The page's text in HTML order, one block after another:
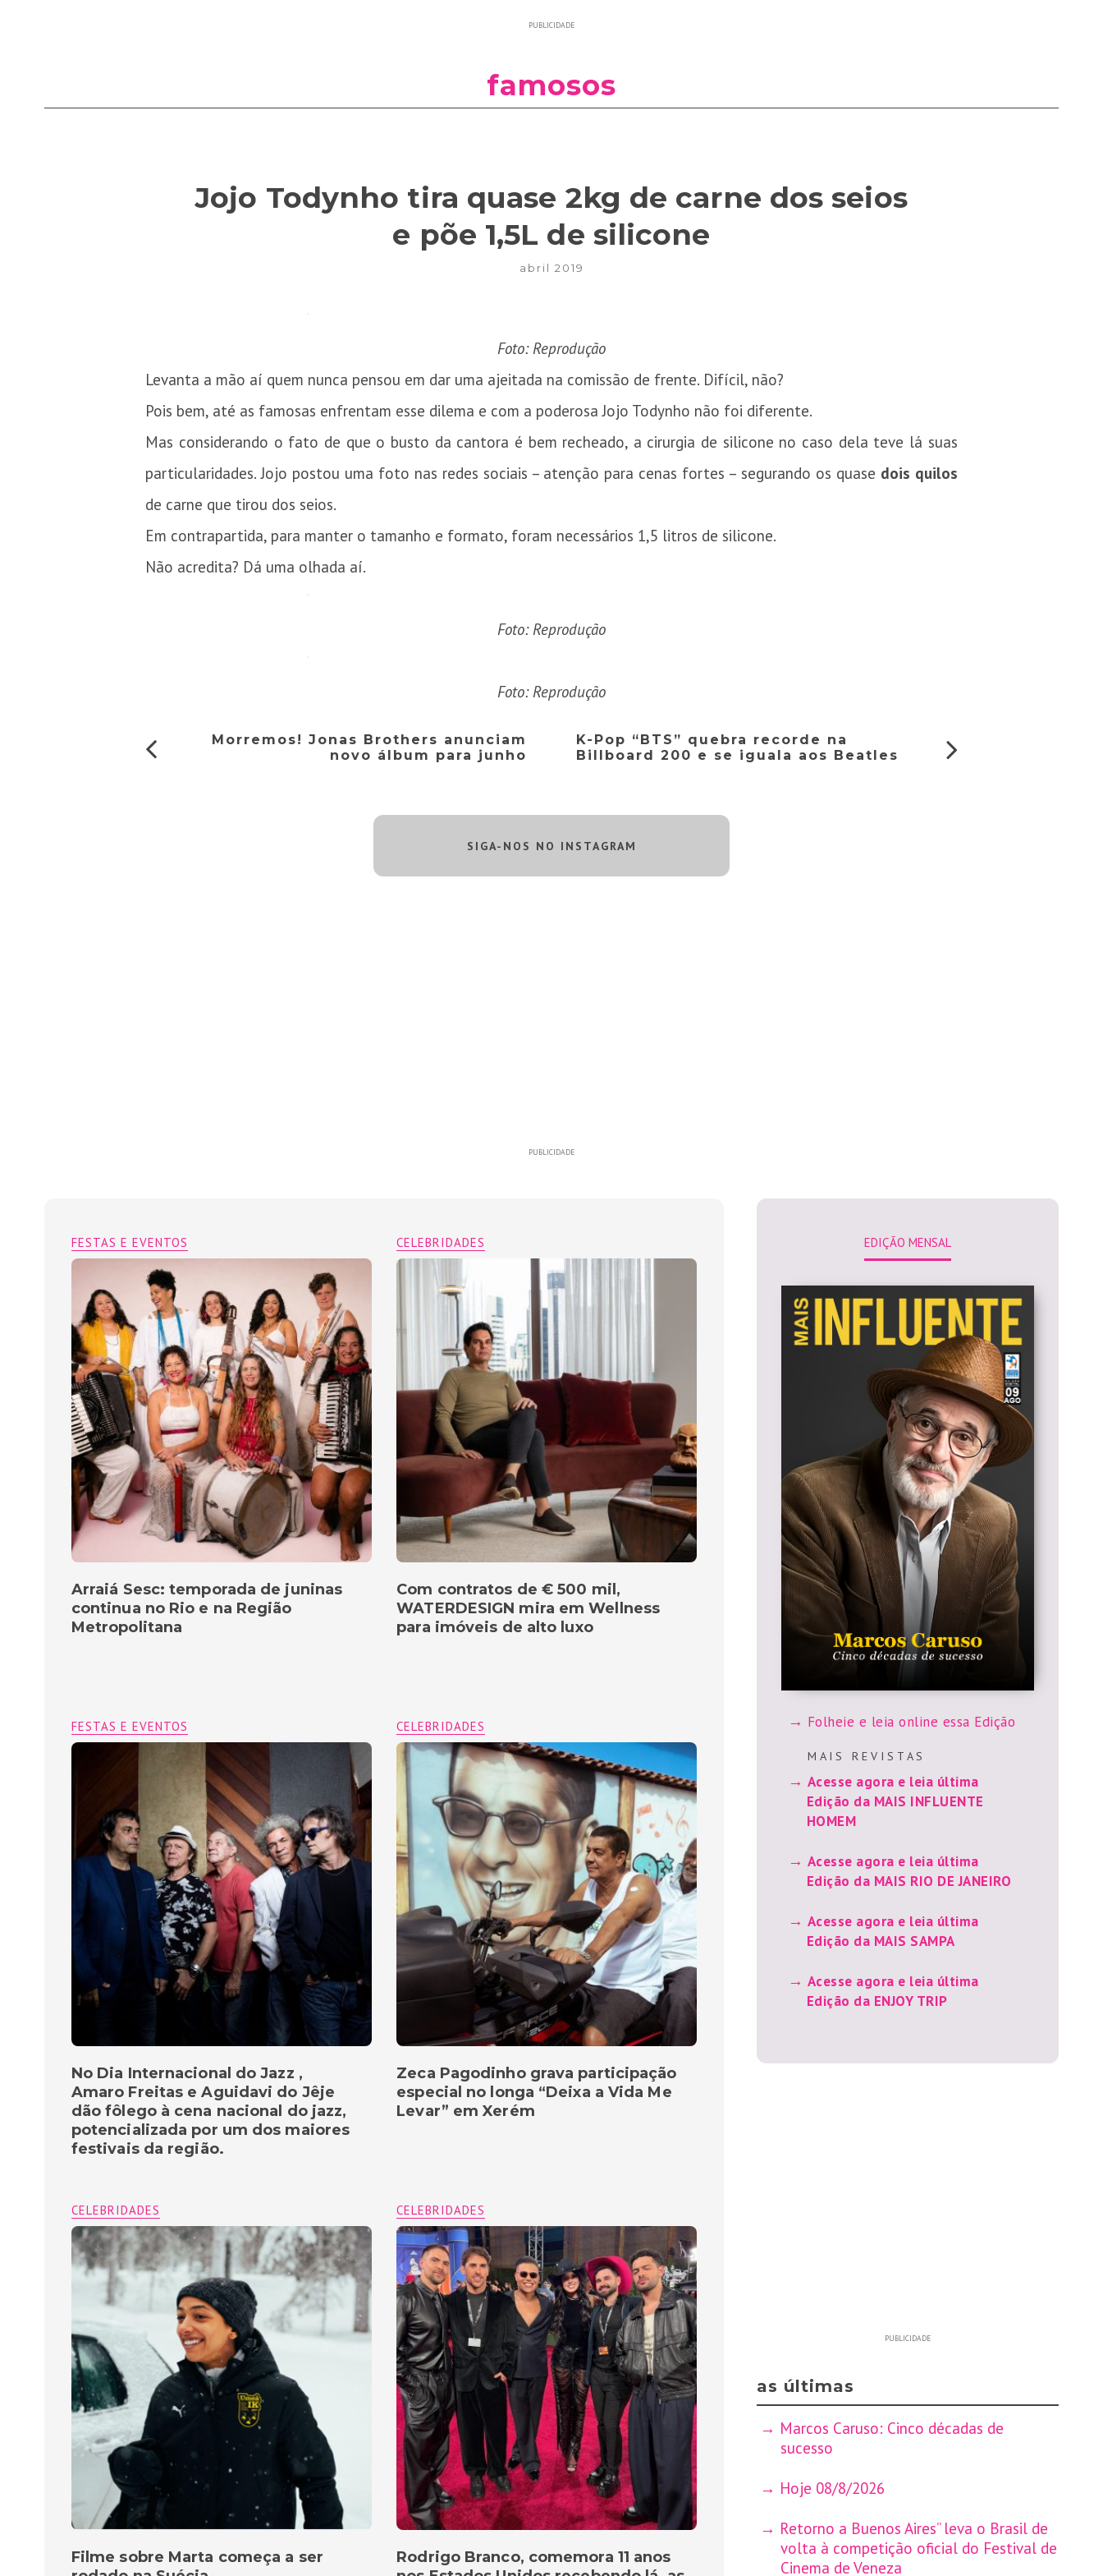
PUBLICIDADE
famosos
Jojo Todynho tira quase 2kg de carne dos seios
e põe 1,5L de silicone
abril 2019
Foto: Reprodução
Levanta a mão aí quem nunca pensou em dar uma ajeitada na comissão de frente. Difícil, não?
Pois bem, até as famosas enfrentam esse dilema e com a poderosa Jojo Todynho não foi diferente.
Mas considerando o fato de que o busto da cantora é bem recheado, a cirurgia de silicone no caso dela teve lá suas
particularidades. Jojo postou uma foto nas redes sociais – atenção para cenas fortes – segurando os quase dois quilos
de carne que tirou dos seios.
Em contrapartida, para manter o tamanho e formato, foram necessários 1,5 litros de silicone.
Não acredita? Dá uma olhada aí.
Foto: Reprodução
Foto: Reprodução
Morremos! Jonas Brothers anunciam
novo álbum para junho
K-Pop “BTS” quebra recorde na
Billboard 200 e se iguala aos Beatles
SIGA-NOS NO INSTAGRAM
PUBLICIDADE
CELEBRIDADES
Com contratos de € 500 mil,
WATERDESIGN mira em Wellness
para imóveis de alto luxo
FESTAS E EVENTOS
Arraiá Sesc: temporada de juninas
continua no Rio e na Região
Metropolitana
CELEBRIDADES
Zeca Pagodinho grava participação
especial no longa “Deixa a Vida Me
Levar” em Xerém
FESTAS E EVENTOS
No Dia Internacional do Jazz ,
Amaro Freitas e Aguidavi do Jêje
dão fôlego à cena nacional do jazz,
potencializada por um dos maiores
festivais da região.
CELEBRIDADES
Rodrigo Branco, comemora 11 anos
CELEBRIDADES
Filme sobre Marta começa a ser
EDIÇÃO MENSAL
Folheie e leia online essa Edição
M A I S R E V I S T A S
Acesse agora e leia última
Edição da MAIS INFLUENTE
HOMEM
Acesse agora e leia última
Edição da MAIS RIO DE JANEIRO
Acesse agora e leia última
Edição da MAIS SAMPA
Acesse agora e leia última
Edição da ENJOY TRIP
PUBLICIDADE
as últimas
Marcos Caruso: Cinco décadas de
sucesso
Hoje 08/8/2026
Retorno a Buenos Aires” leva o Brasil de
volta à competição oficial do Festival de
Cinema de Veneza